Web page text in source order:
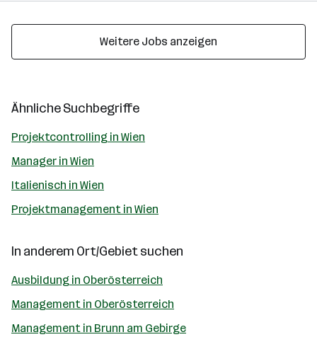
Weitere Jobs anzeigen
Ähnliche Suchbegriffe
Projektcontrolling in Wien
Manager in Wien
Italienisch in Wien
Projektmanagement in Wien
In anderem Ort/Gebiet suchen
Ausbildung in Oberösterreich
Management in Oberösterreich
Management in Brunn am Gebirge